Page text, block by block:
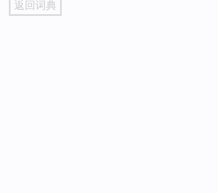
top
返回词典